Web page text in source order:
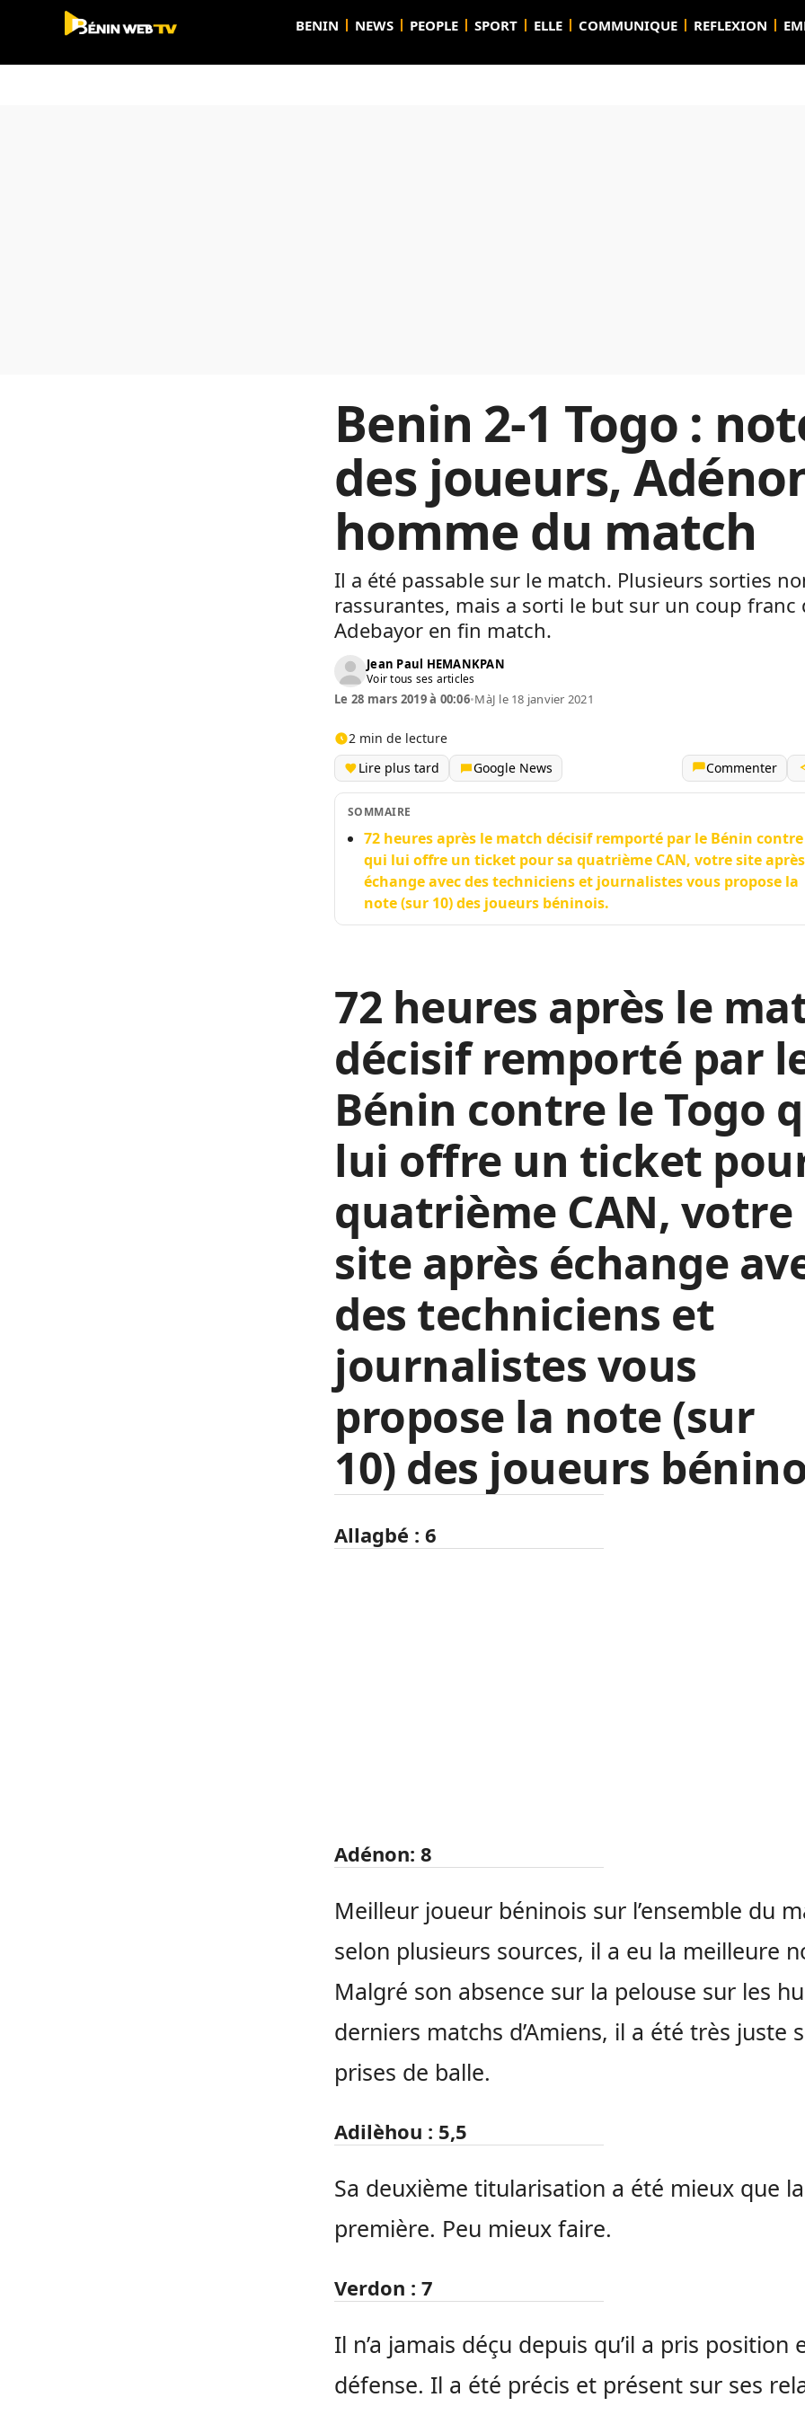
BENIN NEWS PEOPLE SPORT ELLE COMMUNIQUE REFLEXION
Benin 2-1 Togo :
des joueurs,
homme du match
Il a été passable sur le match. Plusieurs sorties
rassurantes, mais a sorti le but sur un coup franc
Adebayor en fin match.
Jean Paul HEMANKPAN
Voir tous ses articles
Le 28 mars 2019 à 00:06•MàJ le 18 janvier 2021
2 min de lecture
Lire plus tard
Google News Commenter
SOMMAIRE
72 heures après le match décisif remporté par le Bénin contre
qui lui offre un ticket pour sa quatrième CAN, votre site après
échange avec des techniciens et journalistes vous propose la
note (sur 10) des joueurs béninois.
72 heures après le
décisif remporté par
Bénin contre le Togo
lui offre un ticket
quatrième CAN, votre
site après échange
des techniciens et
journalistes vous
propose la note (sur
10) des joueurs
Allagbé : 6
Adénon: 8
Meilleur joueur béninois sur l’ensemble du
selon plusieurs sources, il a eu la meilleure
Malgré son absence sur la pelouse sur les
derniers matchs d’Amiens, il a été très juste
prises de balle.
Adilèhou : 5,5
Sa deuxième titularisation a été mieux que la
première. Peu mieux faire.
Verdon : 7
Il n’a jamais déçu depuis qu’il a pris position
défense. Il a été précis et présent sur ses